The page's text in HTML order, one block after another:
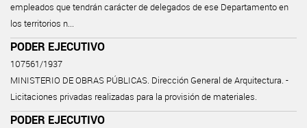
empleados que tendrán carácter de delegados de ese Departamento en
los territorios n...
PODER EJECUTIVO
107561/1937
MINISTERIO DE OBRAS PÚBLICAS. Dirección General de Arquitectura. -
Licitaciones privadas realizadas para la provisión de materiales.
PODER EJECUTIVO